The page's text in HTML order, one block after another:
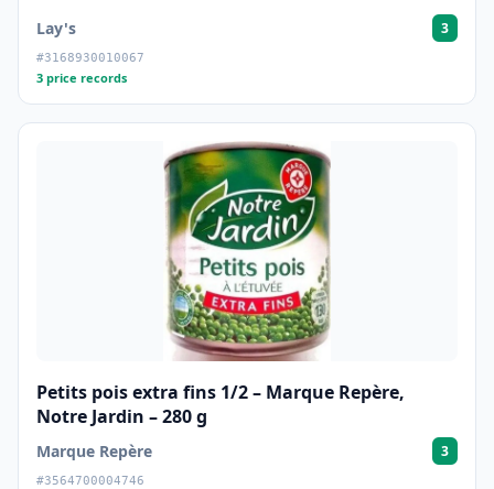
Lay's 3
#3168930010067
3 price records
Petits pois extra fins 1/2 – Marque Repère,
Notre Jardin – 280 g
Marque Repère 3
#3564700004746